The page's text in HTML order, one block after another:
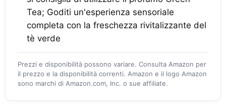
Tea; Goditi un'esperienza sensoriale
completa con la freschezza rivitalizzante del
tè verde
Prezzi e disponibilità possono variare. Consulta Amazon per
il prezzo e la disponibilità correnti. Amazon e il logo Amazon
sono marchi di Amazon.com, Inc. o sue affiliate.